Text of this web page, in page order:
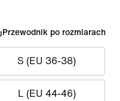
Przewodnik po rozmiarach
S (EU 36-38)
L (EU 44-46)